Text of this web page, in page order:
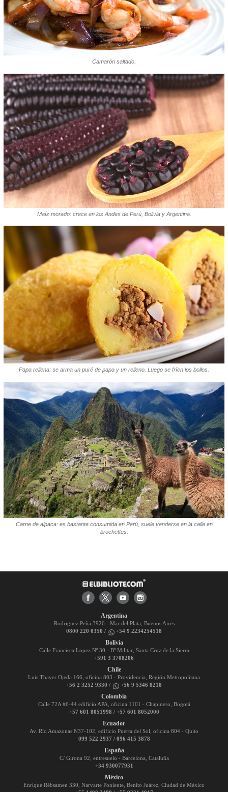
Camarón saltado.
Maíz morado: crece en los Andes de Perú, Bolivia y Argentina.
Papa rellena: se arma un puré de papa y un relleno. Luego se fríen los bollos.
Carne de alpaca: es bastante consumida en Perú, suele venderse en la calle en
brochettes.
Argentina
Rodriguez Peña 3926 - Mar del Plata, Buenos Aires
0800 220 0350 /
+54 9 2234254518
Bolivia
Calle Francisca Lopez Nº 30 - Bº Militar, Santa Cruz de la Sierra
+591 3 3708206
Chile
Luis Thayer Ojeda 166, oficina 803 - Providencia, Región Metropolitana
+56 2 3252 9330 /
+56 9 5346 8218
Colombia
Calle 72A #6-44 edificio APA, oficina 1101 - Chapinero, Bogotá
+57 601 8051998 / +57 601 8052000
Ecuador
Av. Río Amazonas N37-102, edificio Puerta del Sol, oficina 804 - Quito
099 522 2937 / 096 415 3878
España
C/ Girona 92, entresuelo - Barcelona, Cataluña
+34 930077931
México
Enrique Rébsamen 330, Narvarte Poniente, Benito Juárez, Ciudad de México